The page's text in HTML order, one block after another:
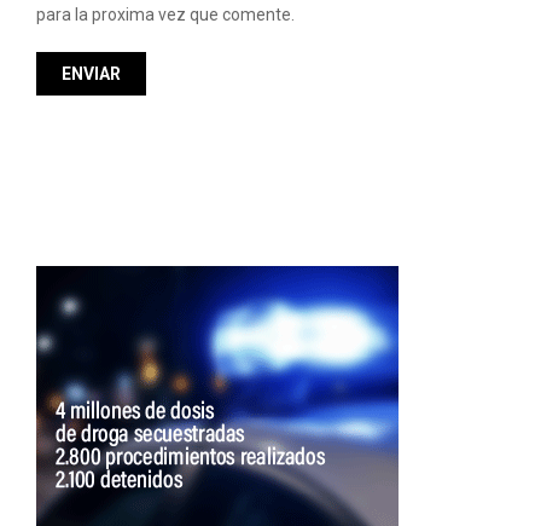
para la proxima vez que comente.